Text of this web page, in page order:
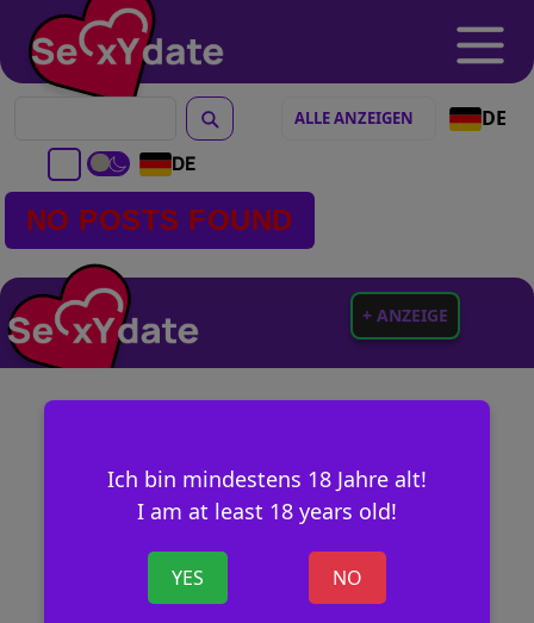
DE
DE
Ich bin mindestens 18 Jahre alt!
I am at least 18 years old!
YES NO
NO POSTS FOUND
+ ANZEIGE